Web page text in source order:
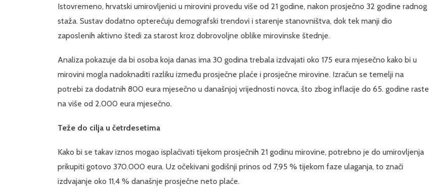
Istovremeno, hrvatski umirovljenici u mirovini provedu više od 21 godine, nakon prosječno 32 godine radnog
staža. Sustav dodatno opterećuju demografski trendovi i starenje stanovništva, dok tek manji dio
zaposlenih aktivno štedi za starost kroz dobrovoljne oblike mirovinske štednje.
Analiza pokazuje da bi osoba koja danas ima 30 godina trebala izdvajati oko 175 eura mjesečno kako bi u
mirovini mogla nadoknaditi razliku između prosječne plaće i prosječne mirovine. Izračun se temelji na
potrebi za dodatnih 800 eura mjesečno u današnjoj vrijednosti novca, što zbog inflacije do 65. godine raste
na više od 2.000 eura mjesečno.
Teže do cilja u četrdesetima
Kako bi se takav iznos mogao isplaćivati tijekom prosječnih 21 godinu mirovine, potrebno je do umirovljenja
prikupiti gotovo 370.000 eura. Uz očekivani godišnji prinos od 7,95 % tijekom faze ulaganja, to znači
izdvajanje oko 11,4 % današnje prosječne neto plaće.